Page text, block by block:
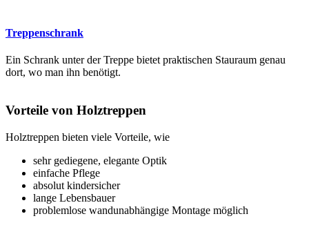
Treppenschrank
Ein Schrank unter der Treppe bietet praktischen Stauraum genau
dort, wo man ihn benötigt.
Vorteile von Holztreppen
Holztreppen bieten viele Vorteile, wie
sehr gediegene, elegante Optik
einfache Pflege
absolut kindersicher
lange Lebensbauer
problemlose wandunabhängige Montage möglich